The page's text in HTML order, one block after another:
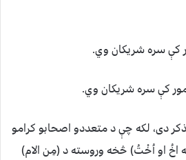
دى، لکه چې د متعددو اصحابو کرامو
اخُ او اُخْتُ) څخه وروسته د (مِن الام)